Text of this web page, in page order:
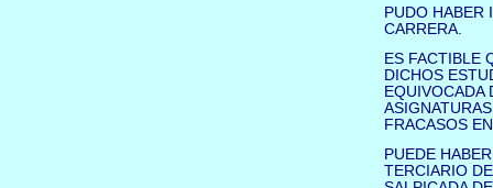
PUDO HABER
CARRERA.
ES FACTIBLE
DICHOS
EQUIVOCADA
FRACASOS
PUEDE
TERCIARIO